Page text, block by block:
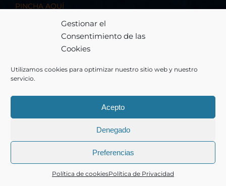
Gestionar el
Consentimiento de las
Cookies
Utilizamos cookies para optimizar nuestro sitio web y nuestro
servicio.
Acepto
Denegado
Preferencias
Política de cookiesPolítica de Privacidad
PINCHA AQUÍ
© Copyright 2026 - BAI FORMACIÓN, S.A. - Todos los derechos
reservados
FacebookInstagramCorreo
electrónico
LinkedIn